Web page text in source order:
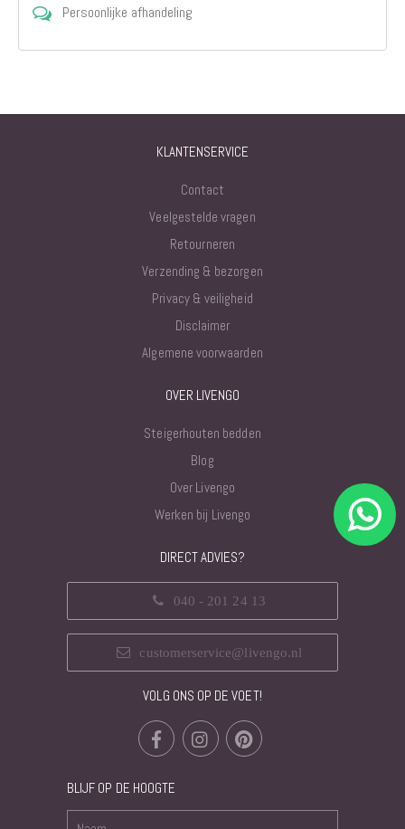
Persoonlijke afhandeling
KLANTENSERVICE
Contact
Veelgestelde vragen
Retourneren
Verzending & bezorgen
Privacy & veiligheid
Disclaimer
Algemene voorwaarden
OVER LIVENGO
Steigerhouten bedden
Blog
Over Livengo
Werken bij Livengo
DIRECT ADVIES?
040 - 201 24 13
customerservice@livengo.nl
VOLG ONS OP DE VOET!
BLIJF OP DE HOOGTE